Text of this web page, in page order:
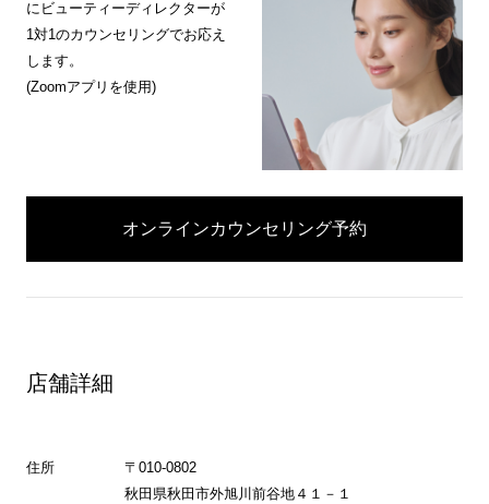
にビューティーディレクターが
1対1のカウンセリングでお応え
します。
(Zoomアプリを使用)
オンラインカウンセリング予約
店舗詳細
住所
〒010-0802
秋田県秋田市外旭川前谷地４１－１